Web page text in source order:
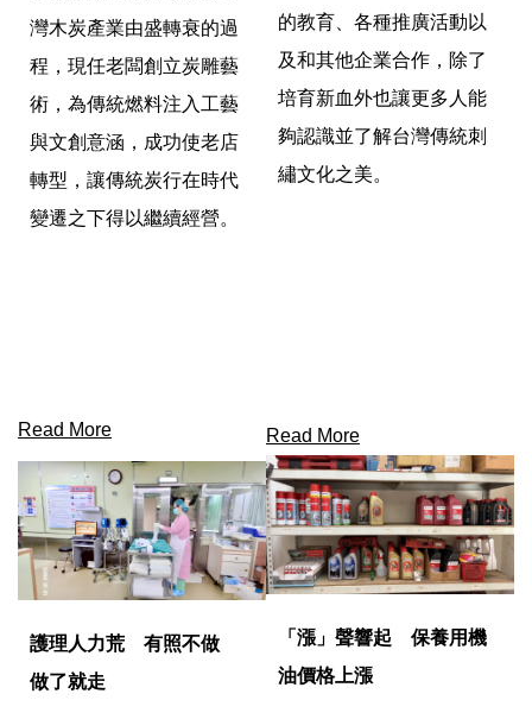
灣木炭產業由盛轉衰的過
程， 現任老闆創立炭雕藝
術，為傳統燃料注入工藝
與文創意涵， 成功使老店
轉型，讓傳統炭行在時代
變遷之下得以繼續經營。
Read More
的教育、各種推廣活動以
及和其他企業合作， 除了
培育新血外也讓更多人能
夠認識並了解台灣傳統刺
繡文化之美。
Read More
護理人力荒 有照不做
做了就走
「漲」聲響起 保養用機
油價格上漲